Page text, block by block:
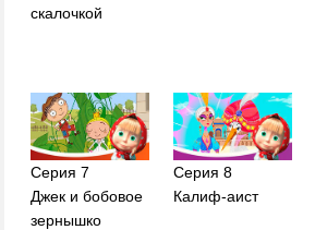
скалочкой
Серия 7
Джек и бобовое
зернышко
Серия 8
Калиф-аист